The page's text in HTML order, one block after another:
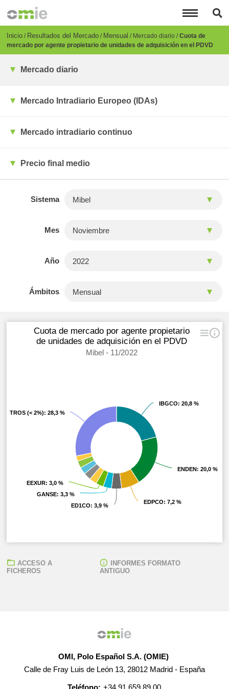
principal
Breadcrumb
Inicio Resultados del Mercado Mensual Mercado diario Cuota de
mercado por agente propietario de unidades de adquisición en el PDVD
Mercado diario
Mercado Intradiario Europeo (IDAs)
Mercado intradiario continuo
Precio final medio
Sistema
Mes
Año
Ámbitos
Cuota de mercado por agente propietario
de unidades de adquisición en el PDVD
Mibel - 11/2022
IBGCO: 20,8 %
IBGCO: 20,8 %
ENDEN: 20,0 %
ENDEN: 20,0 %
EDPCO: 7,2 %
EDPCO: 7,2 %
ED1CO: 3,9 %
ED1CO: 3,9 %
GANSE: 3,3 %
GANSE: 3,3 %
EEXUR: 3,0 %
EEXUR: 3,0 %
OTROS (< 2%): 28,3 %
OTROS (< 2%): 28,3 %
ACCESO A
FICHEROS
INFORMES FORMATO
ANTIGUO
OMI, Polo Español S.A. (OMIE)
Calle de Fray Luis de León 13, 28012 Madrid - España
Teléfono: +34 91 659 89 00